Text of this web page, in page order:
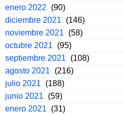
enero 2022
(90)
diciembre 2021
(146)
noviembre 2021
(58)
octubre 2021
(95)
septiembre 2021
(108)
agosto 2021
(216)
julio 2021
(188)
junio 2021
(59)
enero 2021
(31)